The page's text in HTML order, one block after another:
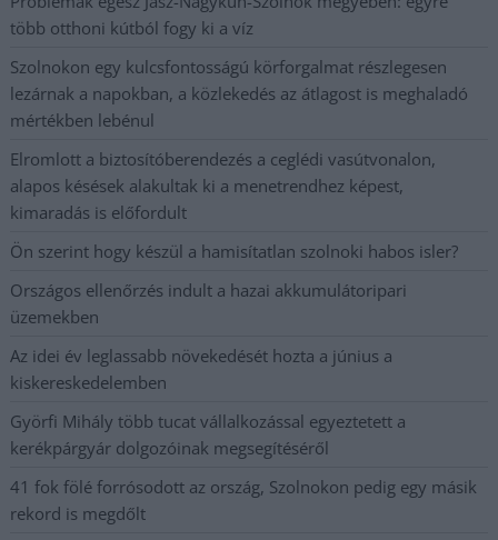
több otthoni kútból fogy ki a víz
Szolnokon egy kulcsfontosságú körforgalmat részlegesen
lezárnak a napokban, a közlekedés az átlagost is meghaladó
mértékben lebénul
Elromlott a biztosítóberendezés a ceglédi vasútvonalon,
alapos késések alakultak ki a menetrendhez képest,
kimaradás is előfordult
Ön szerint hogy készül a hamisítatlan szolnoki habos isler?
Országos ellenőrzés indult a hazai akkumulátoripari
üzemekben
Az idei év leglassabb növekedését hozta a június a
kiskereskedelemben
Györfi Mihály több tucat vállalkozással egyeztetett a
kerékpárgyár dolgozóinak megsegítéséről
41 fok fölé forrósodott az ország, Szolnokon pedig egy másik
rekord is megdőlt